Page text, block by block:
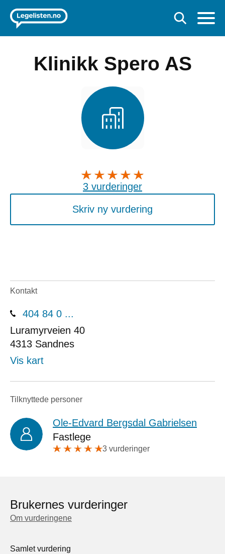
Klinikk Spero AS
3 vurderinger
Skriv ny vurdering
Kontakt
404 84 0 ...
Luramyrveien 40
4313 Sandnes
Vis kart
Tilknyttede personer
Ole-Edvard Bergsdal Gabrielsen
Fastlege
3 vurderinger
Brukernes vurderinger
Om vurderingene
Samlet vurdering